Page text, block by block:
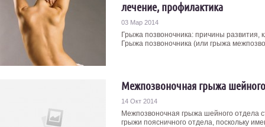
лечение, профилактика
03 Мар 2014
Грыжа позвоночника: причины развития,
Грыжа позвоночника (или грыжа
Межпозвоночная грыжа
14 Окт 2014
Межпозвоночная грыжа шейного отдела
грыжи поясничного отдела, поскольку